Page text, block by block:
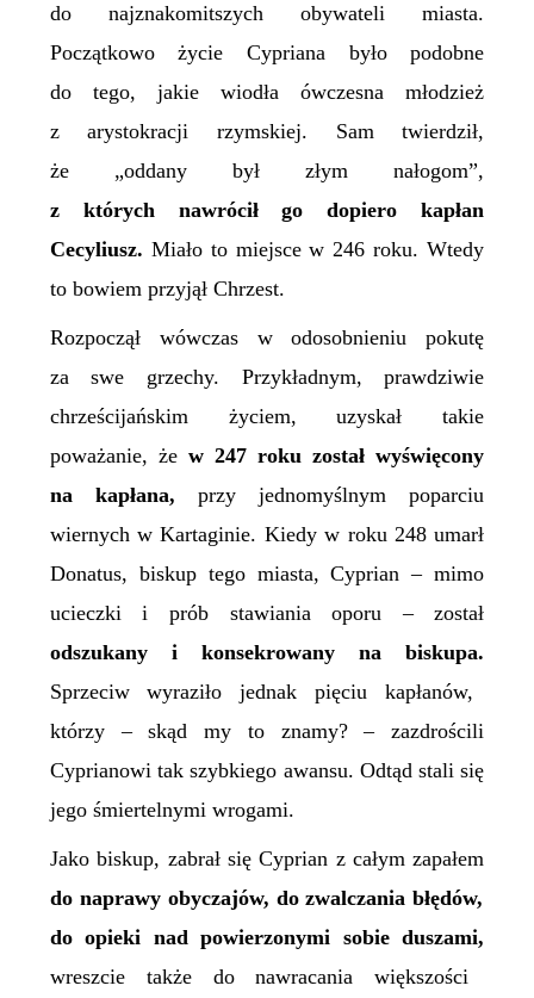
do najznakomitszych obywateli miasta.
Początkowo życie Cypriana było podobne
do tego, jakie wiodła ówczesna młodzież
z arystokracji rzymskiej. Sam twierdził,
że „oddany był złym nałogom”,
z których nawrócił go dopiero kapłan
Cecyliusz. Miało to miejsce w 246 roku.Wtedy
to bowiem przyjął Chrzest.
Rozpoczął wówczas w odosobnieniu pokutę
za swe grzechy. Przykładnym, prawdziwie
chrześcijańskim życiem, uzyskał takie
poważanie, że w 247 roku został wyświęcony
na kapłana, przy jednomyślnym poparciu
wiernych w Kartaginie. Kiedy w roku 248 umarł
Donatus, biskup tego miasta, Cyprian – mimo
ucieczki i prób stawiania oporu – został
odszukany i konsekrowany na biskupa.
Sprzeciw wyraziło jednak pięciu kapłanów,
którzy – skąd my to znamy? – zazdrościli
Cyprianowi tak szybkiego awansu. Odtąd stali się
jego śmiertelnymi wrogami.
Jako biskup, zabrał się Cyprian z całym zapałem
do naprawy obyczajów, do zwalczania błędów,
do opieki nad powierzonymi sobie duszami,
wreszcie także do nawracania większości